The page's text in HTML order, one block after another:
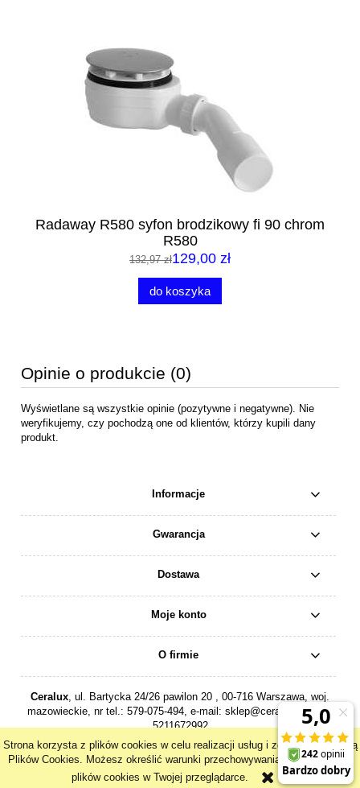
Strona korzysta z plików cookies w celu realizacji usług i zgodnie z Polityką
Plików Cookies. Możesz określić warunki przechowywania lub dostępu do
plików cookies w Twojej przeglądarce.
Radaway R580 syfon brodzikowy fi 90 chrom
R580
132,97 zł129,00 zł
do koszyka
Opinie o produkcie (0)
Wyświetlane są wszystkie opinie (pozytywne i negatywne). Nie
weryfikujemy, czy pochodzą one od klientów, którzy kupili dany
produkt.
Informacje
Gwarancja
Dostawa
Moje konto
O firmie
Ceralux, ul. Bartycka 24/26 pawilon 20 , 00-716 Warszawa, woj.
mazowieckie, nr tel.: 579-075-494, e-mail: sklep@ceralux.pl, NIP:
5211672992
pokaż pełną wersję strony
Sklep internetowy Shoper.pl